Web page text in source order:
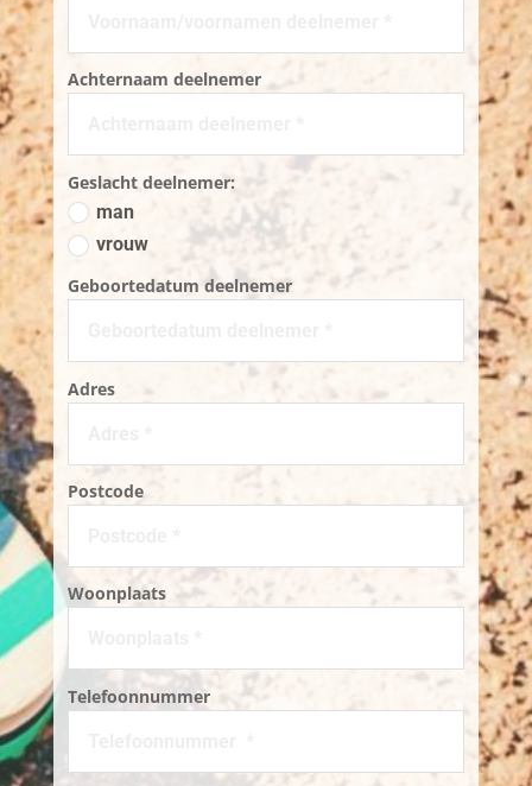
Achternaam deelnemer
Geslacht deelnemer:
man
vrouw
Geboortedatum deelnemer
Adres
Postcode
Woonplaats
Telefoonnummer